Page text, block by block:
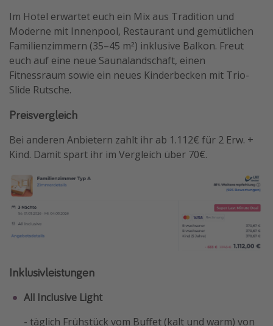
Im Hotel erwartet euch ein Mix aus Tradition und
Moderne mit Innenpool, Restaurant und gemütlichen
Familienzimmern (35–45 m²) inklusive Balkon. Freut
euch auf eine neue Saunalandschaft, einen
Fitnessraum sowie ein neues Kinderbecken mit Trio-
Slide Rutsche.
Preisvergleich
Bei anderen Anbietern zahlt ihr ab 1.112€ für 2 Erw. +
Kind. Damit spart ihr im Vergleich über 70€.
Inklusivleistungen
All Inclusive Light
- täglich Frühstück vom Buffet (kalt und warm) von